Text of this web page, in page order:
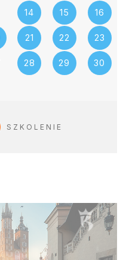
14 15 16
21 22 23
28 29 30
SZKOLENIE